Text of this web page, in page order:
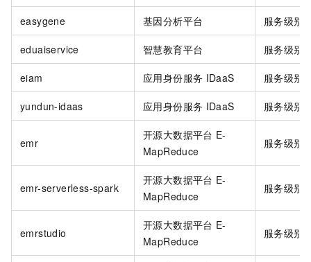
easygene 基因分析平台 服务级别
eduaiservice 智慧教育平台 服务级别
eiam 应用身份服务 IDaaS 服务级别
yundun-idaas 应用身份服务 IDaaS 服务级别
emr
开源大数据平台 E-
MapReduce
服务级别
emr-serverless-spark
开源大数据平台 E-
MapReduce
服务级别
emrstudio
开源大数据平台 E-
MapReduce
服务级别